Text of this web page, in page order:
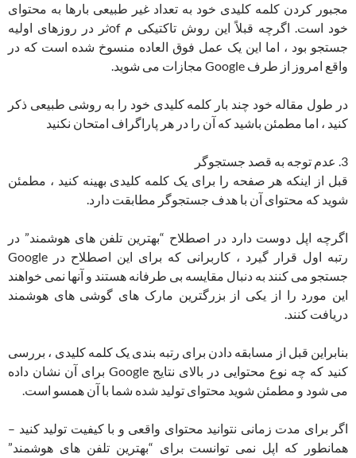
مجبور کردن کلمه کلیدی خود به تعداد غیر طبیعی بارها به محتوای
خود است. اگرچه قبلاً این روش تاکتیکی م ofثر در روزهای اولیه
جستجو بود ، اما این یک عمل فوق العاده منسوخ شده است که در
واقع امروز از طرف Google مجازات می شوید.
در طول مقاله خود چند بار کلمه کلیدی خود را به روشی طبیعی ذکر
کنید ، اما مطمئن باشید که آن را در هر پاراگراف امتحان نکنید
3. عدم توجه به قصد جستجوگر
قبل از اینکه هر صفحه را برای یک کلمه کلیدی بهینه کنید ، مطمئن
شوید که محتوای آن با هدف جستجوگر مطابقت دارد.
اگرچه اپل دوست دارد در اصطلاح “بهترین تلفن های هوشمند” در
رتبه اول قرار گیرد ، کاربرانی که برای این اصطلاح در Google
جستجو می کنند به دنبال مقایسه بی طرفانه هستند و آنها نمی خواهند
این مورد را از یکی از بزرگترین مارک های گوشی های هوشمند
دریافت کنند.
بنابراین قبل از مسابقه دادن برای رتبه بندی یک کلمه کلیدی ، بررسی
کنید که چه نوع محتوایی در بالای نتایج Google برای آن نشان داده
می شود و مطمئن شوید محتوای تولید شده شما با آن همسو است.
اگر برای مدت زمانی نتوانید محتوای واقعی و با کیفیت تولید کنید –
همانطور که اپل نمی توانست برای “بهترین تلفن های هوشمند”